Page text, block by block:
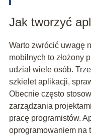
Jak tworzyć
Warto zwrócić uwagę
mobilnych to złożony
udział wiele osób.
szkielet aplikacji,
Obecnie często
zarządzania
pracę programistów.
oprogramowaniem na